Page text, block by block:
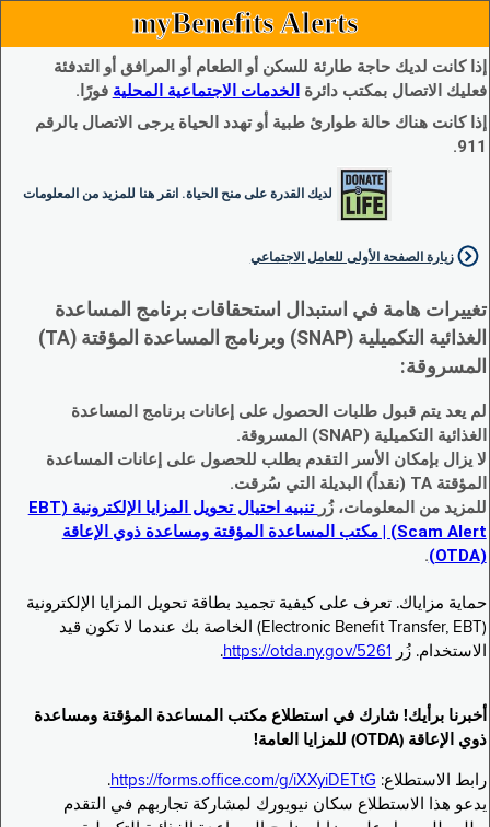
myBenefits Alerts
إذا كانت لديك حاجة طارئة للسكن أو الطعام أو المرافق أو التدفئة
فعليك الاتصال بمكتب دائرة الخدمات الاجتماعية المحلية فورًا.
إذا كانت هناك حالة طوارئ طبية أو تهدد الحياة يرجى الاتصال بالرقم
911.
لديك القدرة على منح الحياة. انقر هنا للمزيد من المعلومات
زيارة الصفحة الأولى للعامل الاجتماعي
تغييرات هامة في استبدال استحقاقات برنامج المساعدة
الغذائية التكميلية (SNAP) وبرنامج المساعدة المؤقتة (TA)
المسروقة:
لم يعد يتم قبول طلبات الحصول على إعانات برنامج المساعدة
الغذائية التكميلية (SNAP) المسروقة.
لا يزال بإمكان الأسر التقدم بطلب للحصول على إعانات المساعدة
المؤقتة TA (نقداً) البديلة التي سُرقت.
للمزيد من المعلومات، زُر
تنبيه احتيال تحويل المزايا الإلكترونية (EBT
Scam Alert) | مكتب المساعدة المؤقتة ومساعدة ذوي الإعاقة
(OTDA)
.
حماية مزاياك. تعرف على كيفية تجميد بطاقة تحويل المزايا الإلكترونية
(Electronic Benefit Transfer, EBT) الخاصة بك عندما لا تكون قيد
الاستخدام. زُر
https://otda.ny.gov/5261
.
أخبرنا برأيك! شارك في استطلاع مكتب المساعدة المؤقتة ومساعدة
ذوي الإعاقة (OTDA) للمزايا العامة!
رابط الاستطلاع: https://forms.office.com/g/iXXyiDETtG
.
يدعو هذا الاستطلاع سكان نيويورك لمشاركة تجاربهم في التقدم